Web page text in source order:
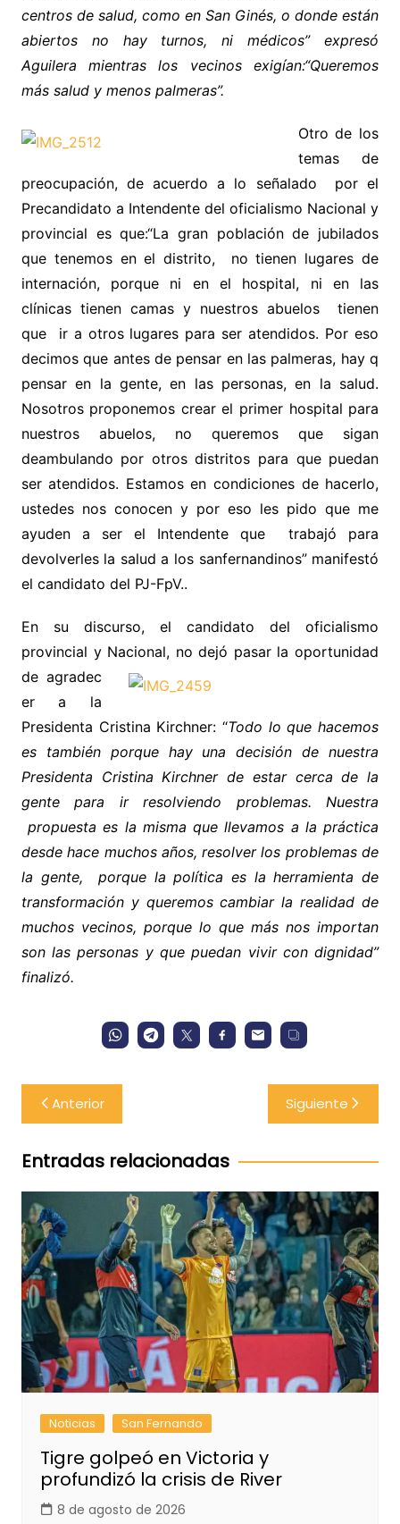
centros de salud, como en San Ginés, o donde están
abiertos no hay turnos, ni médicos” expresó
Aguilera mientras los vecinos exigían:“Queremos
más salud y menos palmeras”.
Otro de los
temas de
preocupación, de acuerdo a lo señalado por el
Precandidato a Intendente del oficialismo Nacional y
provincial es que:“La gran población de jubilados
que tenemos en el distrito, no tienen lugares de
internación, porque ni en el hospital, ni en las
clínicas tienen camas y nuestros abuelos tienen
que ir a otros lugares para ser atendidos. Por eso
decimos que antes de pensar en las palmeras, hay q
pensar en la gente, en las personas, en la salud.
Nosotros proponemos crear el primer hospital para
nuestros abuelos, no queremos que sigan
deambulando por otros distritos para que puedan
ser atendidos. Estamos en condiciones de hacerlo,
ustedes nos conocen y por eso les pido que me
ayuden a ser el Intendente que trabajó para
devolverles la salud a los sanfernandinos” manifestó
el candidato del PJ-FpV..
En su discurso, el candidato del oficialismo
provincial y Nacional, no dejó pasar la oportunidad
de agradec
er a la
Presidenta Cristina Kirchner: “Todo lo que hacemos
es también porque hay una decisión de nuestra
Presidenta Cristina Kirchner de estar cerca de la
gente para ir resolviendo problemas. Nuestra
propuesta es la misma que llevamos a la práctica
desde hace muchos años, resolver los problemas de
la gente, porque la política es la herramienta de
transformación y queremos cambiar la realidad de
muchos vecinos, porque lo que más nos importan
son las personas y que puedan vivir con dignidad”
finalizó.
Navegación
de
entradas
Anterior Siguiente
Entradas relacionadas
Noticias San Fernando
Tigre golpeó en Victoria y
profundizó la crisis de River
8 de agosto de 2026